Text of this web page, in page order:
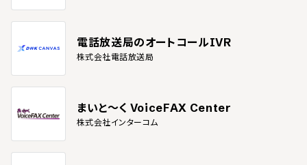
電話放送局のオートコールIVR
株式会社電話放送局
まいと～く VoiceFAX Center
株式会社インターコム